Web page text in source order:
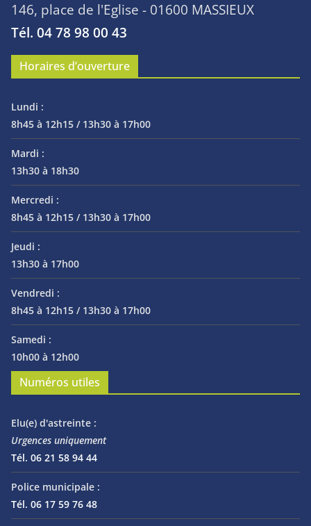
146, place de l'Eglise - 01600 MASSIEUX
Tél. 04 78 98 00 43
Horaires d’ouverture
Lundi :
8h45 à 12h15 / 13h30 à 17h00
Mardi :
13h30 à 18h30
Mercredi :
8h45 à 12h15 / 13h30 à 17h00
Jeudi :
13h30 à 17h00
Vendredi :
8h45 à 12h15 / 13h30 à 17h00
Samedi :
10h00 à 12h00
Numéros utiles
Elu(e) d'astreinte :
Urgences uniquement
Tél. 06 21 58 94 44
Police municipale :
Tél. 06 17 59 76 48